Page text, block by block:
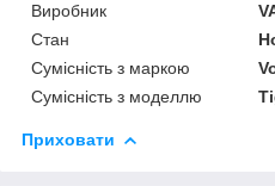
Виробник
Стан
Сумісність з маркою
Сумісність з моделлю
Приховати